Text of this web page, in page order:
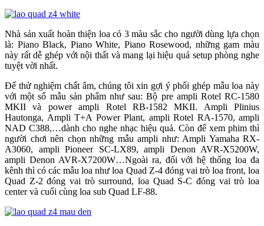
Nhà sản xuất hoàn thiện loa có 3 màu sắc cho người dùng lựa chọn
là: Piano Black, Piano White, Piano Rosewood, những gam màu
này rất dễ ghép với nội thất và mang lại hiệu quả setup phòng nghe
tuyệt vời nhất.
Để thử nghiệm chất âm, chúng tôi xin gợi ý phối ghép mẫu loa này
với một số mẫu sản phẩm như sau: Bộ pre ampli Rotel RC-1580
MKII và power ampli Rotel RB-1582 MKII. Ampli Plinius
Hautonga, Ampli T+A Power Plant, ampli Rotel RA-1570, ampli
NAD C388,…dành cho nghe nhạc hiệu quả. Còn để xem phim thì
người chơi nên chọn những mẫu ampli như: Ampli Yamaha RX-
A3060, ampli Pioneer SC-LX89, ampli Denon AVR-X5200W,
ampli Denon AVR-X7200W…Ngoài ra, đối với hệ thống loa đa
kênh thì có các mẫu loa như loa Quad Z-4 đóng vai trò loa front, loa
Quad Z-2 đóng vai trò surround, loa Quad S-C đóng vai trò loa
center và cuối cùng loa sub Quad LF-88.